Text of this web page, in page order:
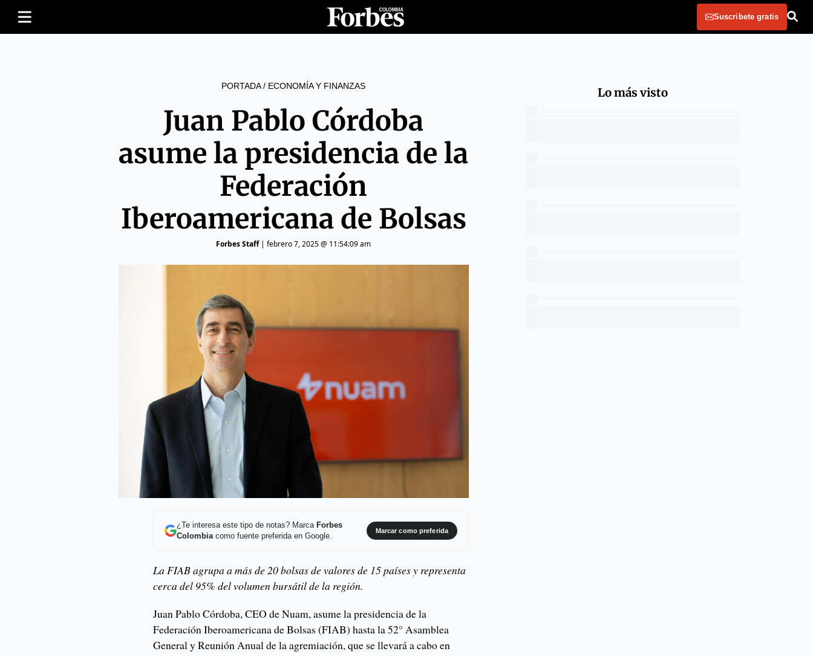
Suscribete gratis
PORTADA/ ECONOMÍA Y FINANZAS
Juan Pablo Córdoba
asume la presidencia de la
Federación
Iberoamericana de Bolsas
Forbes Staff| febrero 7, 2025 @ 11:54:09 am
¿Te interesa este tipo de notas? Marca Forbes
Colombiacomo fuente preferida en Google.
Marcar como preferida
La FIAB agrupa a más de 20 bolsas de valores de 15 países y representa
cerca del 95% del volumen bursátil de la región.
Juan Pablo Córdoba, CEO de Nuam, asume la presidencia de la
Federación Iberoamericana de Bolsas (FIAB) hasta la 52° Asamblea
General y Reunión Anual de la agremiación, que se llevará a cabo en
Lo más visto